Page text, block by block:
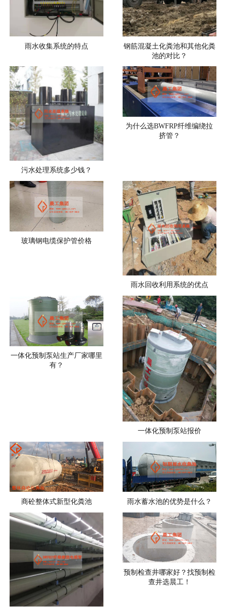
雨水收集系统的特点
钢筋混凝土化粪池和其他化粪
池的对比？
污水处理系统多少钱？
为什么选BWFRP纤维编绕拉
挤管？
玻璃钢电缆保护管价格
雨水回收利用系统的优点
一体化预制泵站生产厂家哪里
有？
一体化预制泵站报价
商砼整体式新型化粪池 雨水蓄水池的优势是什么？
预制检查井哪家好？找预制检
查井选晨工！